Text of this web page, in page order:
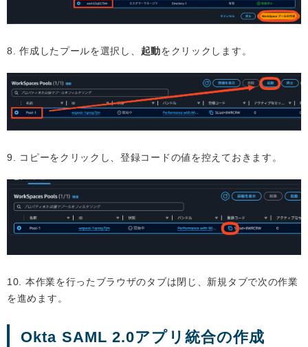
8. 作成したプールを選択し、 起動をクリックします。
9. コピーをクリックし、登録コードの値を控えておきます。
10. 本作業を行ったブラウザのタブは閉じ、新規タブで次の作業
を進めます。
Okta SAML 2.0アプリ統合の作成